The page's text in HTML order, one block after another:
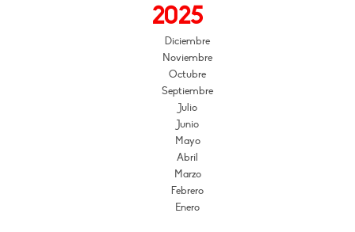
2025
Diciembre
Noviembre
Octubre
Septiembre
Julio
Junio
Mayo
Abril
Marzo
Febrero
Enero